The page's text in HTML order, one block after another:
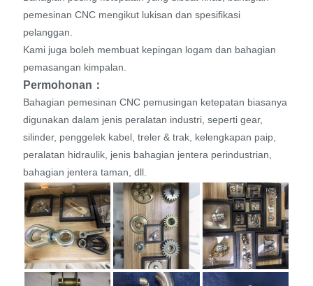
pemesinan CNC mengikut lukisan dan spesifikasi
pelanggan.
Kami juga boleh membuat kepingan logam dan bahagian
pemasangan kimpalan.
Permohonan：
Bahagian pemesinan CNC pemusingan ketepatan biasanya
digunakan dalam jenis peralatan industri, seperti gear,
silinder, penggelek kabel, treler & trak, kelengkapan paip,
peralatan hidraulik, jenis bahagian jentera perindustrian,
bahagian jentera taman, dll.